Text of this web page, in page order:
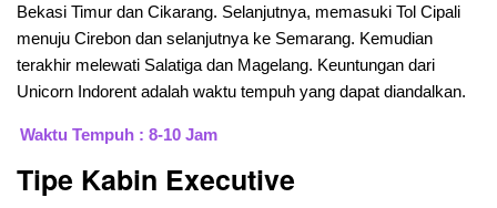
Bekasi Timur dan Cikarang. Selanjutnya, memasuki Tol Cipali
menuju Cirebon dan selanjutnya ke Semarang. Kemudian
terakhir melewati Salatiga dan Magelang. Keuntungan dari
Unicorn Indorent adalah waktu tempuh yang dapat diandalkan.
Waktu Tempuh : 8-10 Jam
Tipe Kabin Executive